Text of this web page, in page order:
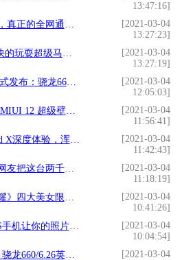
13:47:16]
手机ZUK Z1即将发布!
[2021-03-04
13:27:23]
耍超级马里奥？!
[2021-03-04
13:27:19]
骁龙660+刘海屏！!
[2021-03-04
12:05:03]
机型名单公布：845下没戏!
[2021-03-04
11:56:41]
验，浑身都是黑科技!
[2021-03-04
11:42:43]
的手机拆解并裱成艺术品!
[2021-03-04
11:18:19]
题：沉鱼落雁，闭月羞花!
[2021-03-04
10:41:26]
你的照片一秒变网红!
[2021-03-04
10:04:54]
660/6.26英寸屏!
[2021-03-04